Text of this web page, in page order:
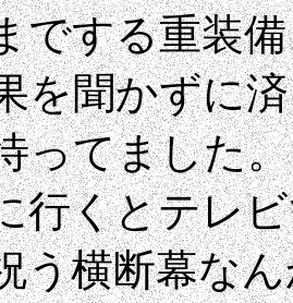
でする重装
を聞かずに
ってました。
行くとテレ
う横断幕な